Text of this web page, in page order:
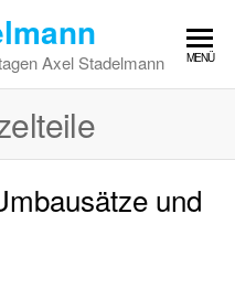
Axel Stadelmann MENÜ
und